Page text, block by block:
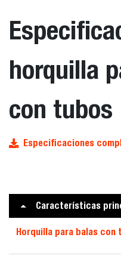
horquilla
con tubos
Especificaciones
Características
Horquilla para balas con